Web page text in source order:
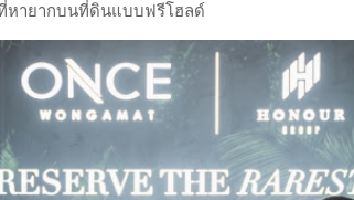
หายากบนที่ดินแบบฟรีโฮลด์